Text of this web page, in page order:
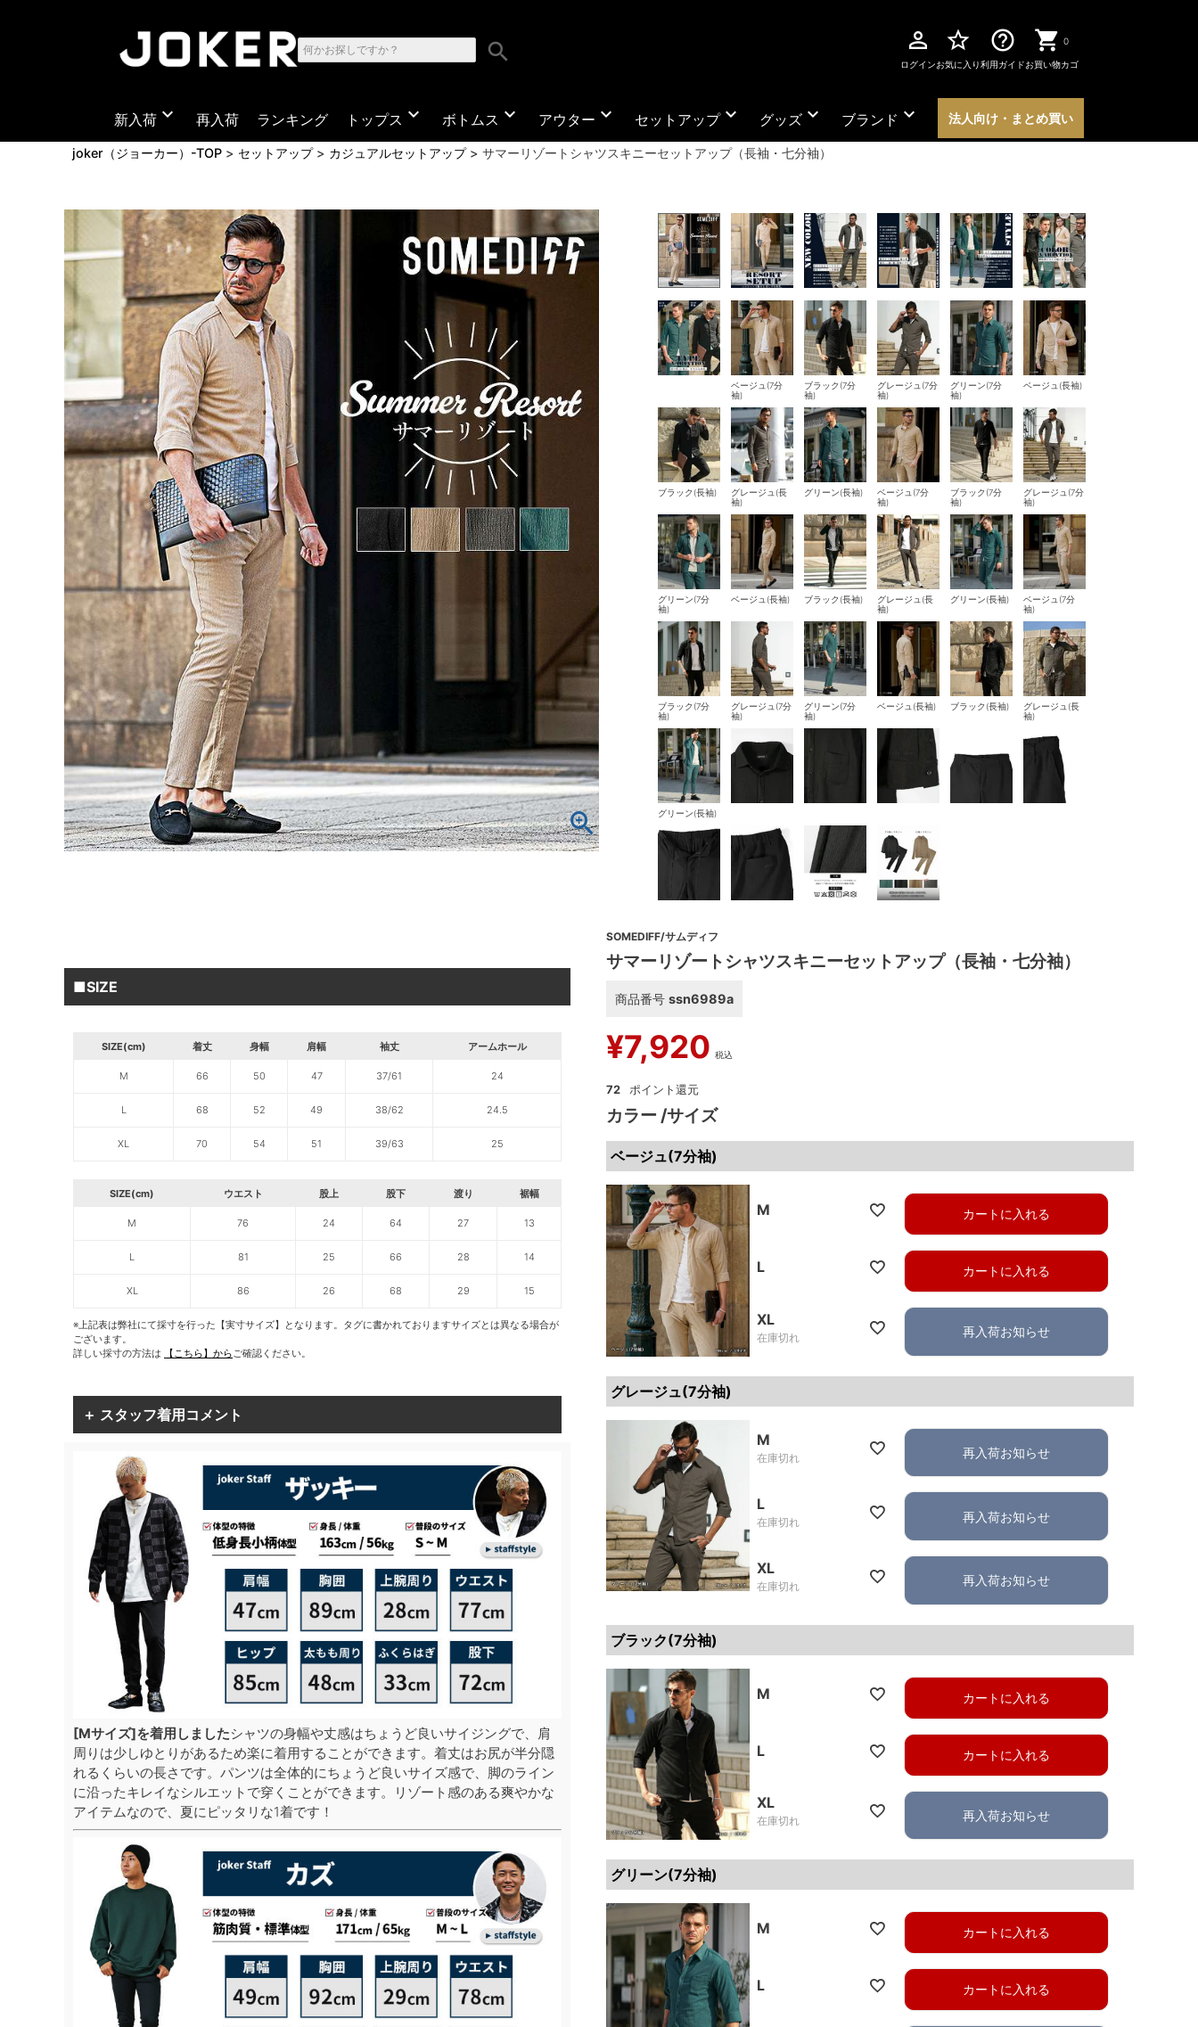
search perm_identity
ログイン
star_border
お気に入り
help_outline
利用ガイド
0
お買い物カゴ
新入荷 expand_more 再入荷 ランキング トップス expand_more ボトムス expand_more アウター expand_more セットアップexpand_more グッズ expand_more ブランド expand_more 法人向け・まとめ買い
joker（ジョーカー）-TOP セットアップ カジュアルセットアップ サマーリゾートシャツスキニーセットアップ（長袖・七分袖）
ベージュ(7分
袖)
ブラック(7分
袖)
グレージュ(7分
袖)
グリーン(7分
袖)
ベージュ(長袖)
ブラック(長袖)
グレージュ(長
袖)
グリーン(長袖)
ベージュ(7分
袖)
ブラック(7分
袖)
グレージュ(7分
袖)
グリーン(7分
袖)
ベージュ(長袖) ブラック(長袖)
グレージュ(長
袖)
グリーン(長袖)
ベージュ(7分
袖)
ブラック(7分
袖)
グレージュ(7分
袖)
グリーン(7分
袖)
ベージュ(長袖) ブラック(長袖)
グレージュ(長
袖)
グリーン(長袖)
■SIZE
SIZE(cm) 着丈 身幅 肩幅 袖丈 アームホール
M 66 50 47 37/61 24
L 68 52 49 38/62 24.5
XL 70 54 51 39/63 25
SIZE(cm) ウエスト 股上 股下 渡り 裾幅
M 76 24 64 27 13
L 81 25 66 28 14
XL 86 26 68 29 15
※上記表は弊社にて採寸を行った【実寸サイズ】となります。タグに書かれておりますサイズとは異なる場合が
ございます。
詳しい採寸の方法は
【こちら】からご確認ください。
＋ スタッフ着用コメント
[Mサイズ]を着用しましたシャツの身幅や丈感はちょうど良いサイジングで、肩
周りは少しゆとりがあるため楽に着用することができます。着丈はお尻が半分隠
れるくらいの長さです。パンツは全体的にちょうど良いサイズ感で、脚のライン
に沿ったキレイなシルエットで穿くことができます。リゾート感のある爽やかな
アイテムなので、夏にピッタリな1着です！
SOMEDIFF/サムディフ
サマーリゾートシャツスキニーセットアップ（長袖・七分袖）
商品番号 ssn6989a
¥7,920 税込
72
カラー サイズ
ベージュ(7分袖)
M カートに入れる
L カートに入れる
XL
在庫切れ 再入荷お知らせ
グレージュ(7分袖)
M
在庫切れ 再入荷お知らせ
L
在庫切れ 再入荷お知らせ
XL
在庫切れ 再入荷お知らせ
ブラック(7分袖)
M カートに入れる
L カートに入れる
XL
在庫切れ 再入荷お知らせ
グリーン(7分袖)
M カートに入れる
L カートに入れる